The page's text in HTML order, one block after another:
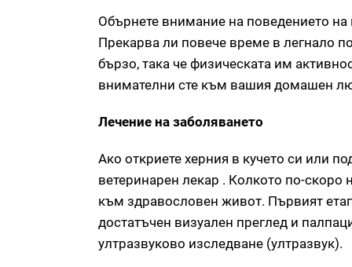
Обърнете внимание на поведението
Прекарва ли повече време в легнало
бързо, така че физическата им
внимателни сте към вашия домашен
Лечение на заболяването
Ако откриете херния в кучето си или
ветеринарен лекар . Колкото по-
към здравословен живот. Първият
достатъчен визуален преглед и
ултразвуково изследване (ултразвук).